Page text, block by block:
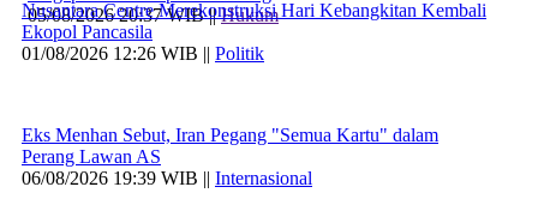
05/08/2026 20:37 WIB ||Hukum
Nusantara Centre Merekonstruksi Hari Kebangkitan Kembali
Ekopol Pancasila
01/08/2026 12:26 WIB || Politik
Eks Menhan Sebut, Iran Pegang "Semua Kartu" dalam
Perang Lawan AS
06/08/2026 19:39 WIB || Internasional